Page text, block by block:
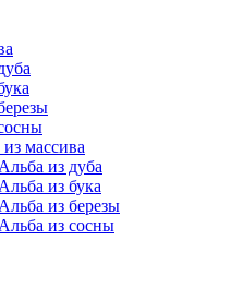
массива
из дуба
из бука
из березы
из сосны